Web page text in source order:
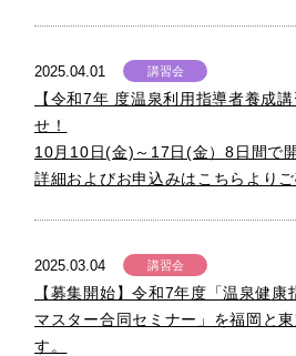
2025.04.01 講習会
【令和7年 度温泉利用指導者養成
せ！
10月10日(金)～17日(金）8日間で
詳細およびお申込みはこちらよりご
2025.03.04 講習会
【募集開始】令和7年度「温泉健
マスター合同セミナー」を福岡と
す。